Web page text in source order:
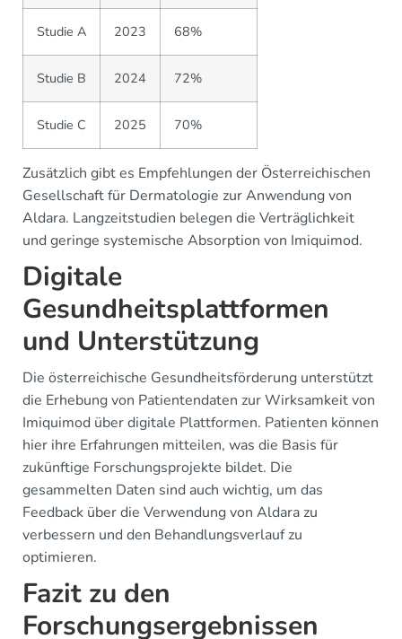
Studie A 2023 68%
Studie B 2024 72%
Studie C 2025 70%
Zusätzlich gibt es Empfehlungen der Österreichischen
Gesellschaft für Dermatologie zur Anwendung von
Aldara. Langzeitstudien belegen die Verträglichkeit
und geringe systemische Absorption von Imiquimod.
Digitale
Gesundheitsplattformen
und Unterstützung
Die österreichische Gesundheitsförderung unterstützt
die Erhebung von Patientendaten zur Wirksamkeit von
Imiquimod über digitale Plattformen. Patienten können
hier ihre Erfahrungen mitteilen, was die Basis für
zukünftige Forschungsprojekte bildet. Die
gesammelten Daten sind auch wichtig, um das
Feedback über die Verwendung von Aldara zu
verbessern und den Behandlungsverlauf zu
optimieren.
Fazit zu den
Forschungsergebnissen